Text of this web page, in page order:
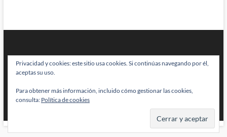
BRAINSTOMPING| Diseñado por:Theme Freesia|WordPress| © Todos
los derechos reservados
Privacidad y cookies: este sitio usa cookies. Si continúas navegando por él,
aceptas su uso.
Para obtener más información, incluido cómo gestionar las cookies,
consulta: Política de cookies